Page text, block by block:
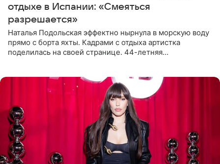
отдыхе в Испании: «Смеяться
разрешается»
Наталья Подольская эффектно нырнула в морскую воду
прямо с борта яхты. Кадрами с отдыха артистка
поделилась на своей странице. 44-летняя